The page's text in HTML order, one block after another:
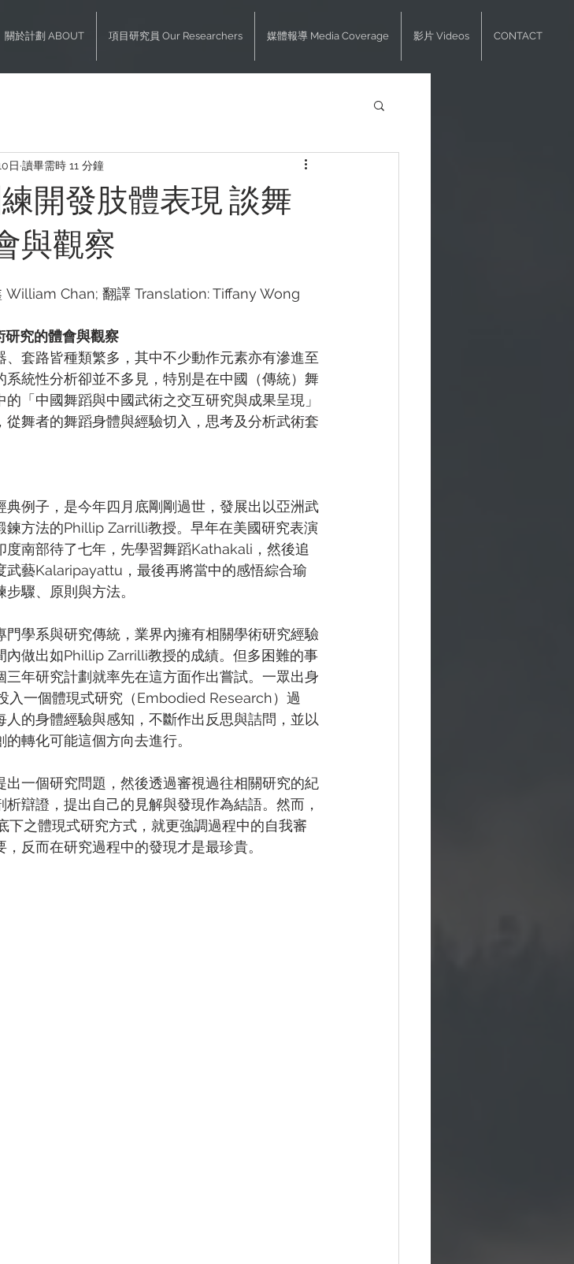
關於計劃 ABOUT 項目研究員 Our Researchers 媒體報導 Media Coverage 影片 Videos CONTACT
開發肢體表現 談舞
與觀察
日 讀畢需時 11 分鐘
William Chan; 翻譯 Translation: Tiffany Wong
研究的體會與觀察
套路皆種類繁多，其中不少動作元素亦有滲進至
統性分析卻並不多見，特別是在中國（傳統）舞
「中國舞蹈與中國武術之交互研究與成果呈現」
舞者的舞蹈身體與經驗切入，思考及分析武術套
例子，是今年四月底剛剛過世，發展出以亞洲武
方法的Phillip Zarrilli教授。早年在美國研究表演
南部待了七年，先學習舞蹈Kathakali，然後追
藝Kalaripayattu，最後再將當中的感悟綜合瑜
驟、原則與方法。
學系與研究傳統，業界內擁有相關學術研究經驗
內做出如Phillip Zarrilli教授的成績。但多困難的事
年研究計劃就率先在這方面作出嘗試。一眾出身
入一個體現式研究（Embodied Research）過
的身體經驗與感知，不斷作出反思與詰問，並以
轉化可能這個方向去進行。
一個研究問題，然後透過審視過往相關研究的紀
辯證，提出自己的見解與發現作為結語。然而，
之體現式研究方式，就更強調過程中的自我審
反而在研究過程中的發現才是最珍貴。